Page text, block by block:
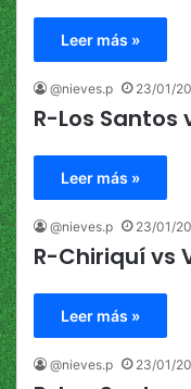
Leer más »
@nieves.p 23/01/
R-Los Santos
Leer más »
@nieves.p 23/01/
R-Chiriquí vs
Leer más »
@nieves.p 23/01/